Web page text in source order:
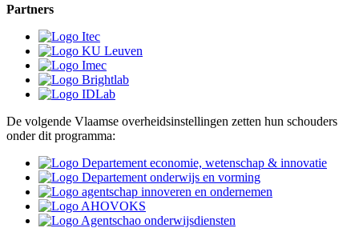
Partners
De volgende Vlaamse overheidsinstellingen zetten hun schouders
onder dit programma: